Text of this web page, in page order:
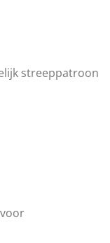
streeppatroon